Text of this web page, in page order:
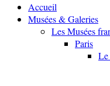
Accueil
Musées & Galeries
Les Musées
Paris